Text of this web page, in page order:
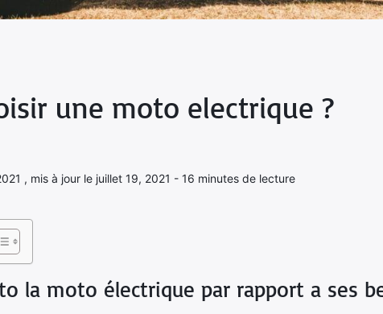
une moto electrique ?
, mis à jour le juillet 19, 2021 - 16 minutes de lecture
la moto électrique par rapport a ses